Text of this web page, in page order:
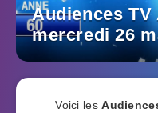
Audiences TV
mercredi 26
Voici les